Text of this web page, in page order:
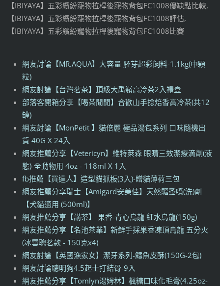
【IBIYAYA】五彩繽紛寵物拉桿後寵物背包FC1008優缺點比較,
【IBIYAYA】五彩繽紛寵物拉桿後寵物背包FC1008評估,
【IBIYAYA】五彩繽紛寵物拉桿後寵物背包FC1008比賽
網友討論【MR.AQUA】大容量 胚芽超彩飼料-1.1kg(中顆
粒)
網友討論【台灣茗茶】頂級大禹嶺高冷茶2入禮盒
部落客開箱分享【喝茶閒閒】合歡山手捻焙香高冷茶(共12
罐)
網友討論【MonPetit 】貓倍麗 極品湯包系列 口味隨機出
貨 40G X 24入
網友推薦分享【Vetericyn】維特萊森 眼睛三效潔療滴劑(液
態)-全動物用 4oz - 118ml X 1入
fb推薦【買達人】造型貓抓板(3入)-贈貓薄荷三包
網友推薦分享瑞士【Amigard安美佳】天然驅蚤噴(洗)劑
【犬貓適用 (500ml)】
網友推薦分享【講茶】 果香-青心烏龍 紅水烏龍(150g)
網友推薦分享【名池茶業】新鮮手採果香凍頂烏龍 五分火
(冰雪聰茗款 - 150克x4)
網友討論【英國漁家女】潔牙系列-鱈魚皮酥(150G-2包)
網友討論聰明狗4.5起士打結骨-9入
網友推薦分享【Tomlyn湯姆林】楓糖口味化毛膏(4.25oz-